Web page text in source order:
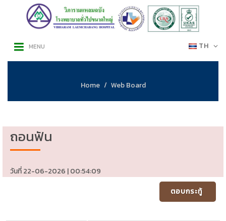
TH
MENU
Home Web Board
ถอนฟัน
วันที่ 22-06-2026 | 00:54:09
ตอบกระทู้